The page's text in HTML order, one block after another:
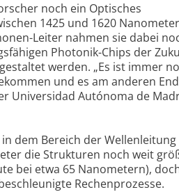
noch ein Optisches
1425 und 1620
Leiter nahmen sie dabei
Photonik-Chips der
werden. „Es ist immer
und es am anderen
Universidad Autónoma de
dem Bereich der
die Strukturen noch weit
bei etwa 65 Nanometern),
Rechenprozesse.